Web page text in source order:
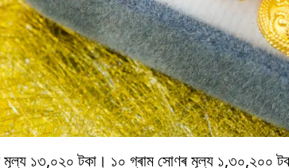
১৩,০২০ টকা। ১০ গ্ৰাম সোণৰ মূল্য ১,৩০,২০০